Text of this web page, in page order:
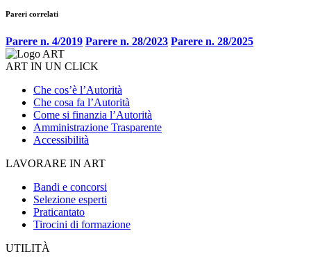
Pareri correlati
Parere n. 4/2019 Parere n. 28/2023 Parere n. 28/2025
ART IN UN CLICK
Che cos’è l’Autorità
Che cosa fa l’Autorità
Come si finanzia l’Autorità
Amministrazione Trasparente
Accessibilità
LAVORARE IN ART
Bandi e concorsi
Selezione esperti
Praticantato
Tirocini di formazione
UTILITÀ